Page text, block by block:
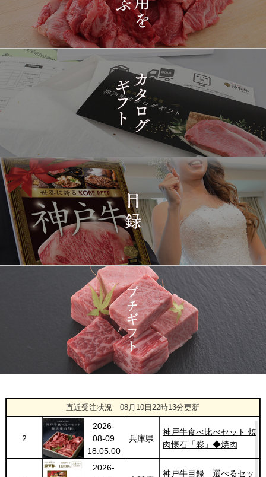
直近受注状況08月10日22時13分更新
2026-
03-15
14:10:00
兵庫県
[訳あり][家庭用] A5等級
神戸牛 フィレステーキ
1438
03-15
14:10:00
[家庭用] A5等級神戸牛
シャトーブリアンステー
キ 150ｇ(1枚)
2026-
12:23:00
東京都
神戸牛ギフトセット 1万
5千円 焼肉（肩ロース・
プレミアムもも）650g
2026-
08:48:00
宮城県
神戸牛カタログギフト
１万円
1441
2026-
03-14
22:21:00
神戸牛 食べ比べお重 二
段
1442
2026-
03-14
20:55:00
大阪府
神戸牛目録 選べるセッ
ト １万円 2個セット
2026-
03-14
20:48:00
神奈川
県
[訳あり][家庭用] A5等級
神戸牛 サーロインステー
キ 200g
2026-
03-14
18:00:00
福岡県
神戸牛カタログギフト
１万円
2026-
08-10
12:08:00
兵庫県
[ギフト] A5等級神戸牛
プレミアム霜降りロース
すきやき 200g~1kg
2
08-09
18:05:00
兵庫県
肉懐石「彩」◆焼肉
3
2026-
08-09
15:55:00
大阪府
神戸牛目録 選べるセッ
ト １万円
2026-
[ギフト] A5等級神戸牛